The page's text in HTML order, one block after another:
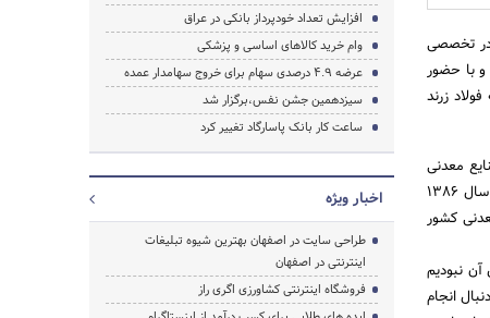
تخصصی
با حضور
زرند
معدنی
کشور، با مجوز سازمان بورس و اوراق بهادار کشور و پذیره‌نویسی عمومی و سرمایه 100 میلیارد تومان، در آذرماه سال 1386
کشور
نبودیم
انجام
افزایش تعداد خودپرداز بانکی در عراق
وام خرید کالاهای اساسی و پزشکی
عرضه 4.9 درصدی سهام برای خروج سهامدار عمده
سیزدهمین جشن نفس،برگزار شد
ساعت کار بانک پاسارگاد تغییر کرد
اخبار ویژه
طراحی سایت در اصفهان بهترین شیوه تبلیغات
اینترنتی در اصفهان
فروشگاه اینترنتی کشاورزی اگری راز